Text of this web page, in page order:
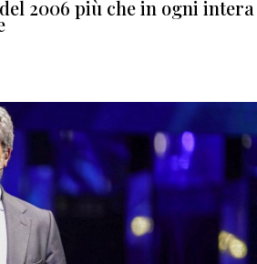
2006 più che in ogni intera